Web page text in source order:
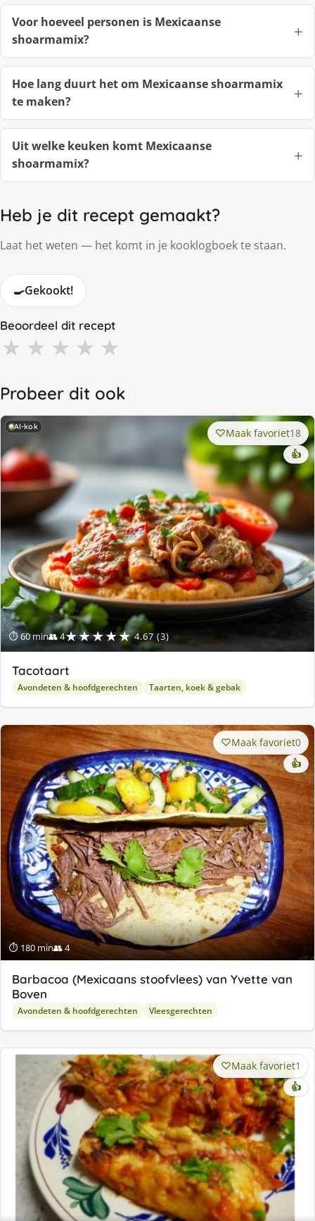
Voor hoeveel personen is Mexicaanse
shoarmamix?
Hoe lang duurt het om Mexicaanse shoarmamix
te maken?
Uit welke keuken komt Mexicaanse
shoarmamix?
Heb je dit recept gemaakt?
Laat het weten — het komt in je kooklogboek te staan.
🍳Gekookt!
Beoordeel dit recept
★ ★ ★ ★ ★
Probeer dit ook
AI-kok
⏱ 60 min👥 4★★★★★ 4.67 (3)
Maak favoriet18
👍
Tacotaart
Avondeten & hoofdgerechten Taarten, koek & gebak
⏱ 180 min👥 4
Maak favoriet0
👍
Barbacoa (Mexicaans stoofvlees) van Yvette van
Boven
Avondeten & hoofdgerechten Vleesgerechten
Maak favoriet1
👍